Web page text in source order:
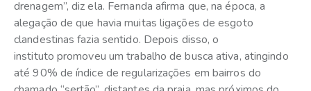
drenagem”, diz ela. Fernanda afirma que, na época, a
alegação de que havia muitas ligações de esgoto
clandestinas fazia sentido. Depois disso, o
instituto promoveu um trabalho de busca ativa, atingindo
até 90% de índice de regularizações em bairros do